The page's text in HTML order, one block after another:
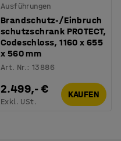
Ausführungen
Brandschutz-/Einbruch
schutzschrank PROTECT,
Codeschloss, 1160 x 655
x 560 mm
Art. Nr.:13886
2.499,- €
Exkl. USt.
KAUFEN